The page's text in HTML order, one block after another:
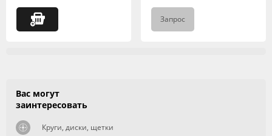
Запрос
Вас могут
заинтересовать
Круги, диски, щетки